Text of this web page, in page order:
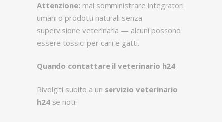
Attenzione: mai somministrare integratori
umani o prodotti naturali senza
supervisione veterinaria — alcuni possono
essere tossici per cani e gatti.
Quando contattare il veterinario h24
Rivolgiti subito a un servizio veterinario
h24 se noti: